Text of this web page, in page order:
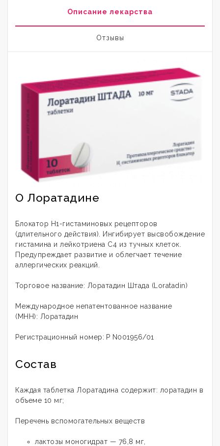
Описание лекарства
Отзывы
О Лоратадине
Блокатор Н1-гистаминовых рецепторов
(длительного действия). Ингибирует высвобождение
гистамина и лейкотриена С4 из тучных клеток.
Предупреждает развитие и облегчает течение
аллергических реакций.
Торговое название: Лоратадин Штада (Loratadin)
Международное непатентованное название
(МНН): Лоратадин
Регистрационный номер: P N001956/01
Состав
Каждая таблетка Лоратадина содержит: лоратадин в
объеме 10 мг;
Перечень вспомогательных веществ
лактозы моногидрат — 76,8 мг,